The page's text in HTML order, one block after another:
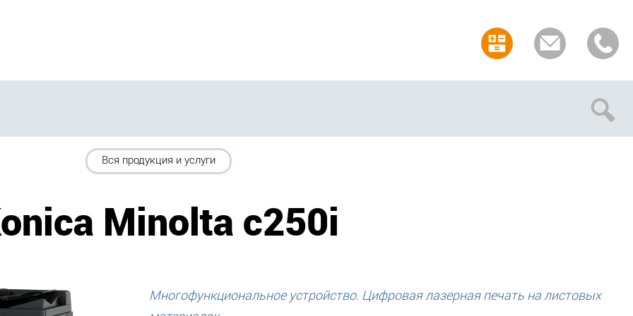
Отмена
Вся продукция и услуги
Minolta c250i
Многофункциональное устройство. Цифровая лазерная печать на листовых